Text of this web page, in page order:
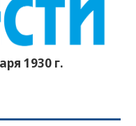
1930 г.